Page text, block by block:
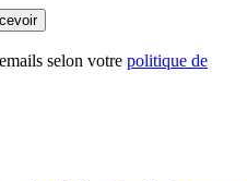
selon votre politique de